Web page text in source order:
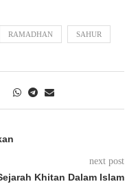
RAMADHAN SAHUR
next post
Khitan Dalam Islam